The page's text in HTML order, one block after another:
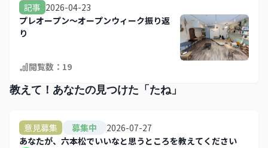
記事 2026-04-23
プレオープン～オープンウィーク振り返
り
閲覧数： 19
教えて！あなたの見つけた「たね」
意見募集 募集中
2026-07-27
あなたが、六本松でいいなと思うところを教えてください